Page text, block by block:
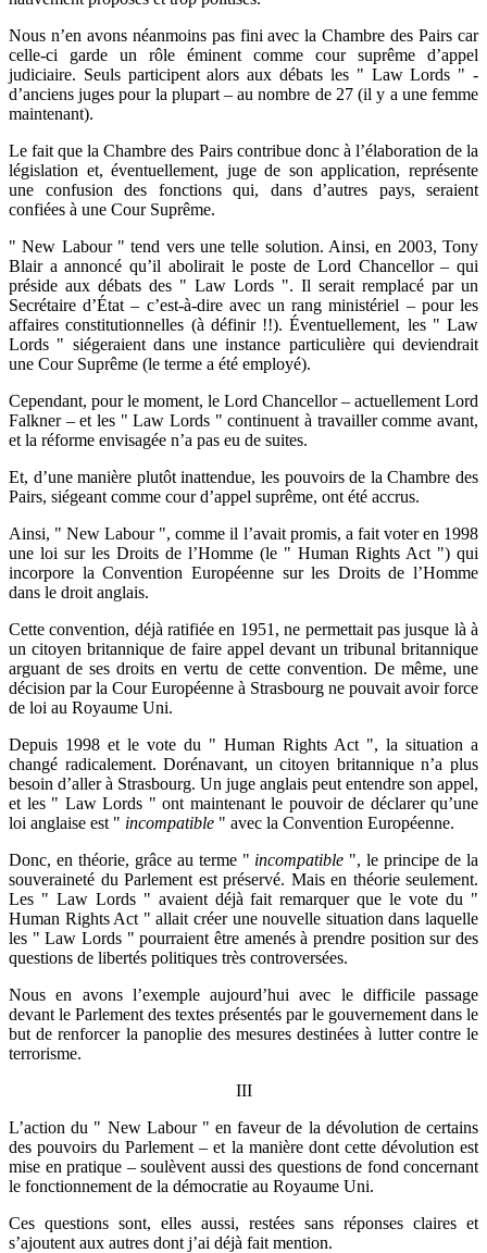
Nous n’en avons néanmoins pas fini avec la Chambre des Pairs car
celle-ci garde un rôle éminent comme cour suprême d’appel
judiciaire. Seuls participent alors aux débats les " Law Lords " -
d’anciens juges pour la plupart – au nombre de 27 (il y a une femme
maintenant).
Le fait que la Chambre des Pairs contribue donc à l’élaboration de la
législation et, éventuellement, juge de son application, représente
une confusion des fonctions qui, dans d’autres pays, seraient
confiées à une Cour Suprême.
" New Labour " tend vers une telle solution. Ainsi, en 2003, Tony
Blair a annoncé qu’il abolirait le poste de Lord Chancellor – qui
préside aux débats des " Law Lords ". Il serait remplacé par un
Secrétaire d’État – c’est-à-dire avec un rang ministériel – pour les
affaires constitutionnelles (à définir !!). Éventuellement, les " Law
Lords " siégeraient dans une instance particulière qui deviendrait
une Cour Suprême (le terme a été employé).
Cependant, pour le moment, le Lord Chancellor – actuellement Lord
Falkner – et les " Law Lords " continuent à travailler comme avant,
et la réforme envisagée n’a pas eu de suites.
Et, d’une manière plutôt inattendue, les pouvoirs de la Chambre des
Pairs, siégeant comme cour d’appel suprême, ont été accrus.
Ainsi, " New Labour ", comme il l’avait promis, a fait voter en 1998
une loi sur les Droits de l’Homme (le " Human Rights Act ") qui
incorpore la Convention Européenne sur les Droits de l’Homme
dans le droit anglais.
Cette convention, déjà ratifiée en 1951, ne permettait pas jusque là à
un citoyen britannique de faire appel devant un tribunal britannique
arguant de ses droits en vertu de cette convention. De même, une
décision par la Cour Européenne à Strasbourg ne pouvait avoir force
de loi au Royaume Uni.
Depuis 1998 et le vote du " Human Rights Act ", la situation a
changé radicalement. Dorénavant, un citoyen britannique n’a plus
besoin d’aller à Strasbourg. Un juge anglais peut entendre son appel,
et les " Law Lords " ont maintenant le pouvoir de déclarer qu’une
loi anglaise est " incompatible " avec la Convention Européenne.
Donc, en théorie, grâce au terme " incompatible ", le principe de la
souveraineté du Parlement est préservé. Mais en théorie seulement.
Les " Law Lords " avaient déjà fait remarquer que le vote du "
Human Rights Act " allait créer une nouvelle situation dans laquelle
les " Law Lords " pourraient être amenés à prendre position sur des
questions de libertés politiques très controversées.
Nous en avons l’exemple aujourd’hui avec le difficile passage
devant le Parlement des textes présentés par le gouvernement dans le
but de renforcer la panoplie des mesures destinées à lutter contre le
terrorisme.
III
L’action du " New Labour " en faveur de la dévolution de certains
des pouvoirs du Parlement – et la manière dont cette dévolution est
mise en pratique – soulèvent aussi des questions de fond concernant
le fonctionnement de la démocratie au Royaume Uni.
Ces questions sont, elles aussi, restées sans réponses claires et
s’ajoutent aux autres dont j’ai déjà fait mention.